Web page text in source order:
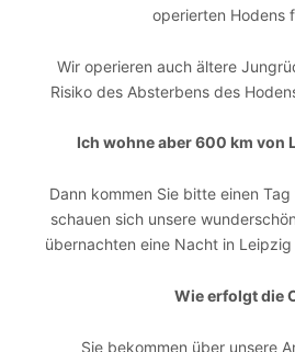
operierten Hodens
Wir operieren auch ältere
Risiko des Absterbens des
Ich wohne aber 600 km von
Dann kommen Sie bitte einen
schauen sich unsere
übernachten eine Nacht in
Wie erfolgt die
Sie bekommen über unsere